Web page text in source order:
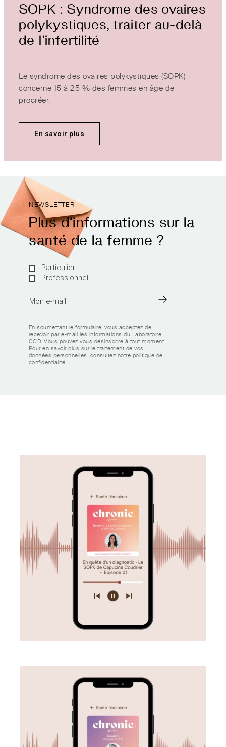
SOPK : Syndrome des ovaires
polykystiques, traiter au-delà
de l’infertilité
Le syndrome des ovaires polykystiques (SOPK)
concerne 15 à 25 % des femmes en âge de
procréer.
En savoir plus
NEWSLETTER
Plus d'informations sur la
santé de la femme ?
Particulier
Professionnel
En soumettant le formulaire, vous acceptez de
recevoir par e-mail les informations du Laboratoire
CCD. Vous pouvez vous désinscrire à tout moment.
Pour en savoir plus sur le traitement de vos
données personnelles, consultez notre politique de
confidentialité.